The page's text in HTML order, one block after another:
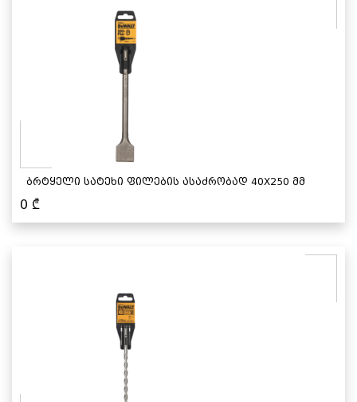
ბრტყელი სატეხი ფილების ასაძრობად 40X250 მმ
0 ₾